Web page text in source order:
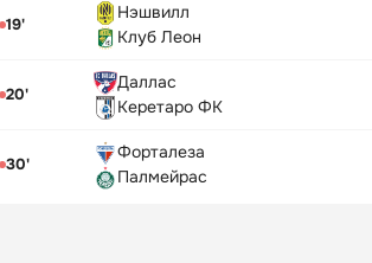
19'
Нэшвилл
Клуб Леон
20'
Даллас
Керетаро ФК
30'
Форталеза
Палмейрас